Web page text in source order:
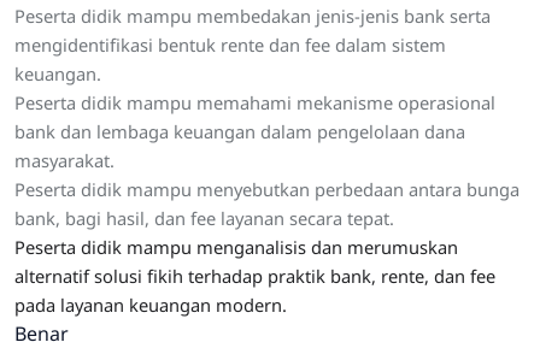
Peserta didik mampu membedakan jenis-jenis bank serta
mengidentifikasi bentuk rente dan fee dalam sistem
keuangan.
Peserta didik mampu memahami mekanisme operasional
bank dan lembaga keuangan dalam pengelolaan dana
masyarakat.
Peserta didik mampu menyebutkan perbedaan antara bunga
bank, bagi hasil, dan fee layanan secara tepat.
Peserta didik mampu menganalisis dan merumuskan
alternatif solusi fikih terhadap praktik bank, rente, dan fee
pada layanan keuangan modern.
Benar